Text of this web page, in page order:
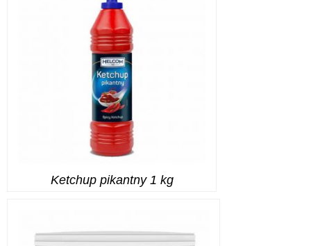
Ketchup pikantny 1 kg